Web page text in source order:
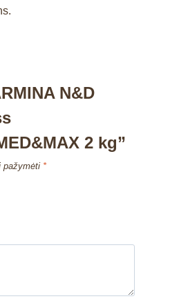
N&D
2 kg”
pažymėti *